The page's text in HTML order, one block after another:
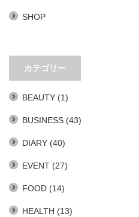
SHOP
カテゴリー
BEAUTY (1)
BUSINESS (43)
DIARY (40)
EVENT (27)
FOOD (14)
HEALTH (13)